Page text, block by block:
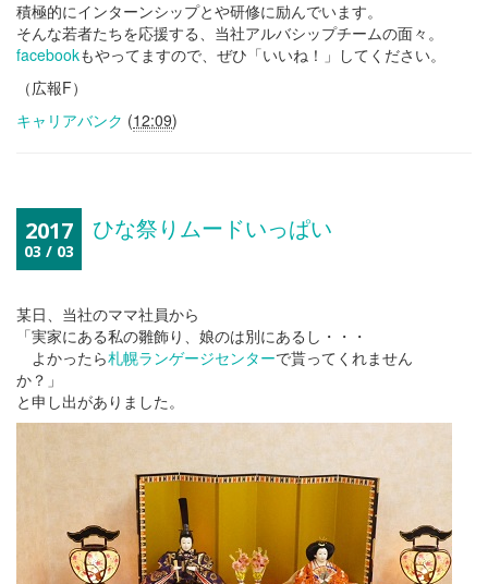
積極的にインターンシップとや研修に励んでいます。
そんな若者たちを応援する、当社アルバシップチームの面々。
facebookもやってますので、ぜひ「いいね！」してください。
（広報F）
キャリアバンク (12:09)
2017
03 / 03
ひな祭りムードいっぱい
某日、当社のママ社員から
「実家にある私の雛飾り、娘のは別にあるし・・・
よかったら札幌ランゲージセンターで貰ってくれません
か？」
と申し出がありました。